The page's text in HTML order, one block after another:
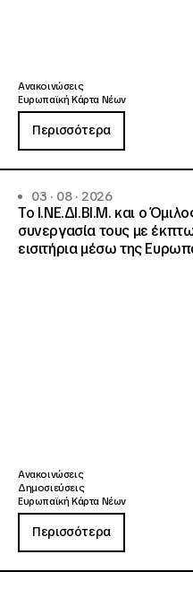
Ανακοινώσεις
Ευρωπαϊκή Κάρτα Νέων
Περισσότερα
03 · 08 · 2026
Το Ι.ΝΕ.ΔΙ.ΒΙ.Μ. και o
συνεργασία τους με
εισιτήρια μέσω της
Ανακοινώσεις
Δημοσιεύσεις
Ευρωπαϊκή Κάρτα Νέων
Περισσότερα